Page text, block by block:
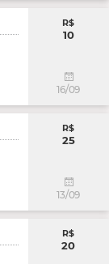
R$
10
16/09
R$
25
13/09
R$
20